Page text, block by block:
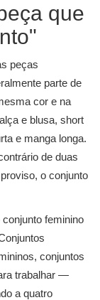
que
peças
parte de
cor e na
e blusa, short
e manga longa.
de duas
o conjunto
feminino
conjuntos
trabalhar —
a quatro